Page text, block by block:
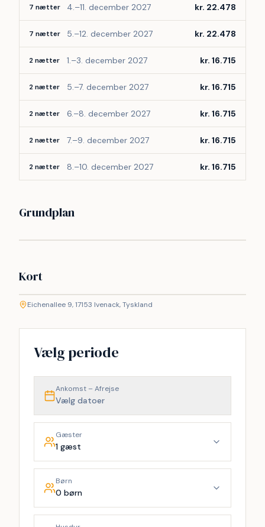
7 nætter 4.–11. december 2027 kr. 22.478
7 nætter 5.–12. december 2027 kr. 22.478
2 nætter 1.–3. december 2027 kr. 16.715
2 nætter 5.–7. december 2027 kr. 16.715
2 nætter 6.–8. december 2027 kr. 16.715
2 nætter 7.–9. december 2027 kr. 16.715
2 nætter 8.–10. december 2027 kr. 16.715
Grundplan
Kort
+
−
Eichenallee 9, 17153 Ivenack, Tyskland
Vælg periode
Ankomst – Afrejse
Vælg datoer
Gæster
1 gæst
Børn
0 børn